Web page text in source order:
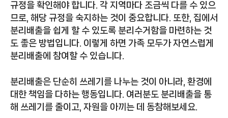
규정을 확인해야 합니다. 각 지역마다 조금씩 다를 수 있으
므로, 해당 규정을 숙지하는 것이 중요합니다. 또한, 집에서
분리배출을 쉽게 할 수 있도록 분리수거함을 마련하는 것
도 좋은 방법입니다. 이렇게 하면 가족 모두가 자연스럽게
분리배출에 참여할 수 있습니다.
분리배출은 단순히 쓰레기를 나누는 것이 아니라, 환경에
대한 책임을 다하는 행동입니다. 여러분도 분리배출을 통
해 쓰레기를 줄이고, 자원을 아끼는 데 동참해보세요.